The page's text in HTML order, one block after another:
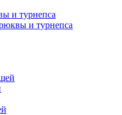
и турнепса
и турнепса